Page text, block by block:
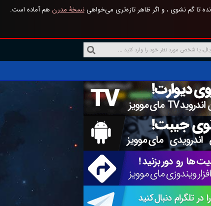
تا گم نشوی ، و اگر ظاهر تازه‌تری می‌خواهینسخهٔ مدرن هم آماده است.